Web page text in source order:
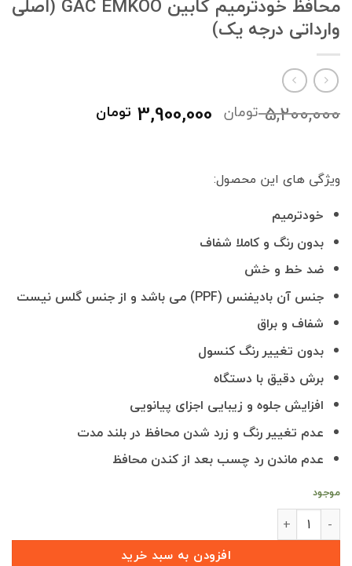
محافظ خودترمیم کابین GAC EMKOO (اصلی
وارداتی درجه یک)
5,200,000 تومان قیمت
اصلی
3,900,000 تومان
ویژگی های این محصول:
خودترمیم
بدون رنگ و کاملا شفاف
ضد خط و خش
جنس آن بادیفنس (PPF) می باشد و از جنس گلس نیست
شفاف و براق
بدون تغییر رنگ کنسول
برش دقیق با دستگاه
افزایش جلوه و زیبایی اجزای پیانویی
عدم تغییر رنگ و زرد شدن محافظ در بلند مدت
عدم ماندن رد چسب بعد از کندن محافظ
موجود
محافظ خودترمیم کابین GAC EMKOO (اصلی وارداتی درجه یک) عدد
افزودن به سبد خرید